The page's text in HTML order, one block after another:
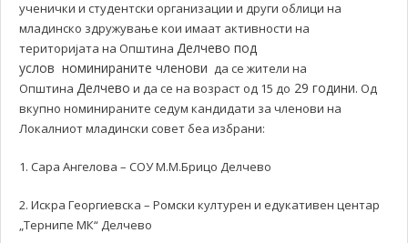
ученички и студентски организации и други облици на
младинско здружување кои имаат активности на
територијата на Општина Делчево под
услов номинираните членови да се жители на
Општина Делчево и да се на возраст од 15 до 29 години. Од
вкупно номинираните седум кандидати за членови на
Локалниот младински совет беа избрани:
1. Сара Ангелова – СОУ М.М.Брицо Делчево
2. Искра Георгиевска – Ромски културен и едукативен центар
„Тернипе МК“ Делчево